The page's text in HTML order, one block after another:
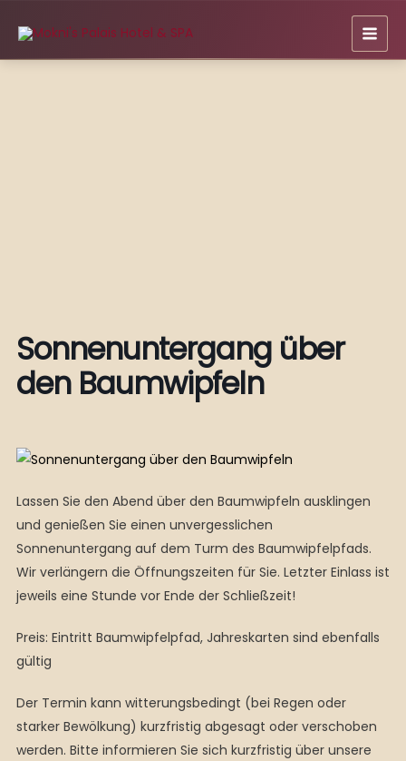
Inhalt
springen
Sonnenuntergang über
den Baumwipfeln
Lassen Sie den Abend über den Baumwipfeln ausklingen
und genießen Sie einen unvergesslichen
Sonnenuntergang auf dem Turm des Baumwipfelpfads.
Wir verlängern die Öffnungszeiten für Sie. Letzter Einlass ist
jeweils eine Stunde vor Ende der Schließzeit!
Preis: Eintritt Baumwipfelpfad, Jahreskarten sind ebenfalls
gültig
Der Termin kann witterungsbedingt (bei Regen oder
starker Bewölkung) kurzfristig abgesagt oder verschoben
werden. Bitte informieren Sie sich kurzfristig über unsere